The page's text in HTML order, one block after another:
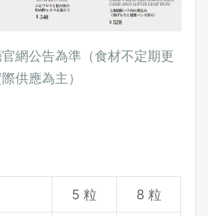
網公告為準（食材不定期更
供應為主）
5 粒 8 粒